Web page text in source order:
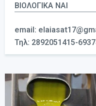
ΒΙΟΛΟΓΙΚΑ ΝΑΙ
email:
Τηλ: 2892051415-